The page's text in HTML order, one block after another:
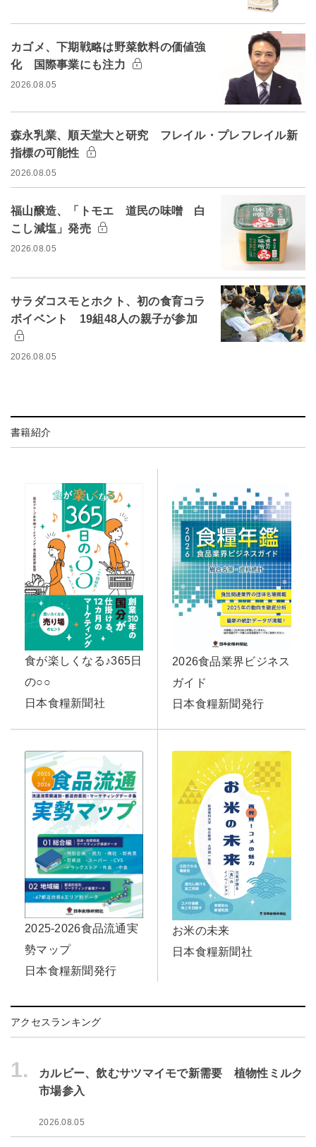
カゴメ、下期戦略は野菜飲料の価値強
化 国際事業にも注力
2026.08.05
森永乳業、順天堂大と研究 フレイル・プレフレイル新
指標の可能性
2026.08.05
福山醸造、「トモエ 道民の味噌 白
こし減塩」発売
2026.08.05
サラダコスモとホクト、初の食育コラ
ボイベント 19組48人の親子が参加
2026.08.05
書籍紹介
食が楽しくなる♪365日
の○○
日本食糧新聞社
2026食品業界ビジネス
ガイド
日本食糧新聞発行
2025-2026食品流通実
勢マップ
日本食糧新聞発行
お米の未来
日本食糧新聞社
アクセスランキング
1.
カルビー、飲むサツマイモで新需要 植物性ミルク
市場参入
2026.08.05